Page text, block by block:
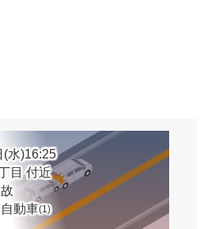
(水)16:25
目 付近
動車(1)